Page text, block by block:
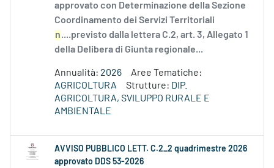
approvato con Determinazione della Sezione
Coordinamento dei Servizi Territoriali
n....previsto dalla lettera C.2, art. 3, Allegato 1
della Delibera di Giunta regionale...
Annualità: 2026
Aree Tematiche:
AGRICOLTURA
Strutture: DIP.
AGRICOLTURA, SVILUPPO RURALE E
AMBIENTALE
AVVISO PUBBLICO LETT. C.2_2 quadrimestre 2026
approvato DDS 53-2026